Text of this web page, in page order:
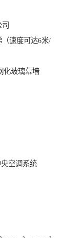
（速度可达6米/
化玻璃幕墙
空调系统